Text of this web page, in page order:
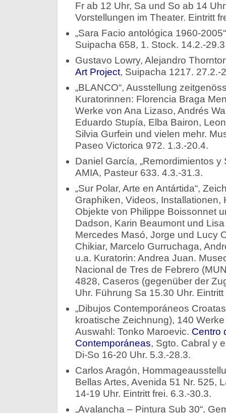
Fr ab 12 Uhr, Sa und So ab 14
Vorstellungen im Theater. Eintritt
„Sara Facio antológica 1960-
Suipacha 658, 1. Stock. 14.2.-
Gustavo Lowry, Alejandro
Art Project, Suipacha 1217. 27.2.-
„BLANCO“, Ausstellung
Kuratorinnen: Florencia Braga
Werke von Ana Lizaso, Andrés
Eduardo Stupía, Elba Bairon,
Silvia Gurfein und vielen mehr.
Paseo Victorica 972. 1.3.-20.4.
Daniel García, „Remordimientos y
AMIA, Pasteur 633. 4.3.-31.3.
„Sur Polar, Arte en Antártida“,
Graphiken, Videos, Installationen,
Objekte von Philippe Boissonnet
Dadson, Karin Beaumont und
Mercedes Masó, Jorge und Lucy
Chikiar, Marcelo Gurruchaga,
u.a. Kuratorin: Andrea Juan.
Nacional de Tres de Febrero
4828, Caseros (gegenüber der
Uhr. Führung Sa 15.30 Uhr.
„Dibujos Contemporáneos
kroatische Zeichnung), 140
Auswahl: Tonko Maroevic. Centro
Contemporáneas, Sgto. Cabral y
Di-So 16-20 Uhr. 5.3.-28.3.
Carlos Aragón,
Bellas Artes, Avenida 51 Nr. 525,
14-19 Uhr. Eintritt frei. 6.3.-30.3.
„Avalancha – Pintura Sub 30“,